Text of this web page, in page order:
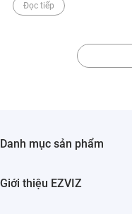
Đọc tiếp
Danh mục sản phẩm
Giới thiệu EZVIZ